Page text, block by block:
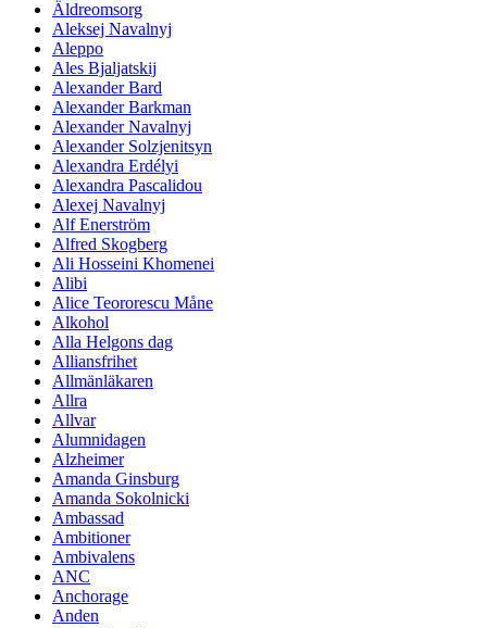
Äldreomsorg
Aleksej Navalnyj
Aleppo
Ales Bjaljatskij
Alexander Bard
Alexander Barkman
Alexander Navalnyj
Alexander Solzjenitsyn
Alexandra Erdélyi
Alexandra Pascalidou
Alexej Navalnyj
Alf Enerström
Alfred Skogberg
Ali Hosseini Khomenei
Alibi
Alice Teororescu Måne
Alkohol
Alla Helgons dag
Alliansfrihet
Allmänläkaren
Allra
Allvar
Alumnidagen
Alzheimer
Amanda Ginsburg
Amanda Sokolnicki
Ambassad
Ambitioner
Ambivalens
ANC
Anchorage
Anden